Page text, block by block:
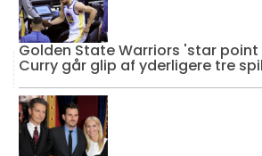
Golden State Warriors 'star
Curry går glip af yderligere tre spil